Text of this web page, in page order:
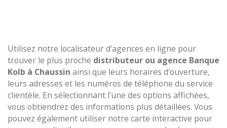
Utilisez notre localisateur d'agences en ligne pour
trouver le plus proche distributeur ou agence Banque
Kolb à Chaussin ainsi que leurs horaires d'ouverture,
leurs adresses et les numéros de téléphone du service
clientèle. En sélectionnant l'une des options affichées,
vous obtiendrez des informations plus détaillées. Vous
pouvez également utiliser notre carte interactive pour